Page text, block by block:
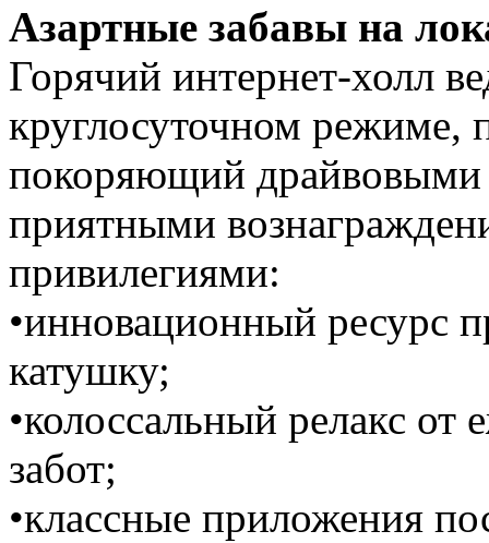
Азартные забавы на
Горячий интернет-холл
круглосуточном режиме,
покоряющий драйвовыми
приятными
привилегиями:
•инновационный ресурс
катушку;
•колоссальный релакс
забот;
•классные приложения